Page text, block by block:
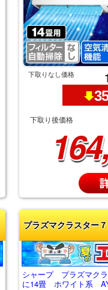
下取りなし価格
下取り後価格
プラズマクラスター
シャープ プラズマク
に14畳 ホワイト系